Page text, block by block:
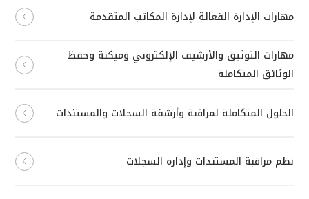
مهارات الإدارة الفعالة لإدارة المكاتب المتقدمة
مهارات التوثيق والأرشيف الإلكتروني وميكنة وحفظ
الوثائق المتكاملة
الحلول المتكاملة لمراقبة وأرشفة السجلات والمستندات
نظم مراقبة المستندات وإدارة السجلات